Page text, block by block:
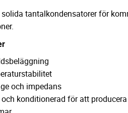
tantalkondensatorer för
och impedans
konditionerad för att